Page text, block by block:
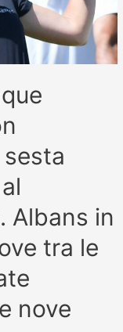
Albans in
tra le
nove